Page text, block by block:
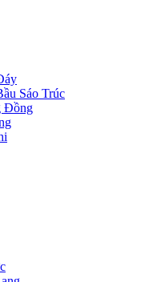
Sáo Trúc
Đồng